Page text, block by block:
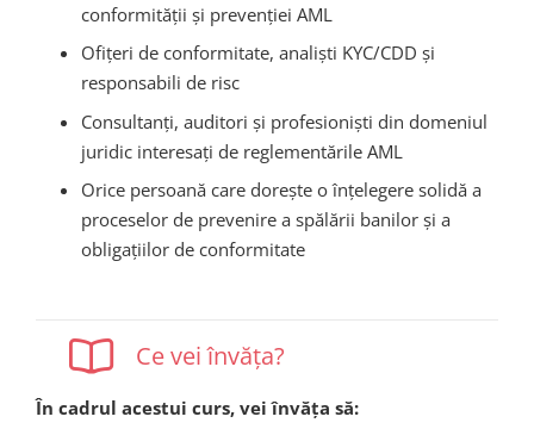
conformității și prevenției AML
Ofițeri de conformitate, analiști KYC/CDD și
responsabili de risc
Consultanți, auditori și profesioniști din domeniul
juridic interesați de reglementările AML
Orice persoană care dorește o înțelegere solidă a
proceselor de prevenire a spălării banilor și a
obligațiilor de conformitate
Ce vei învăța?
În cadrul acestui curs, vei învăța să: